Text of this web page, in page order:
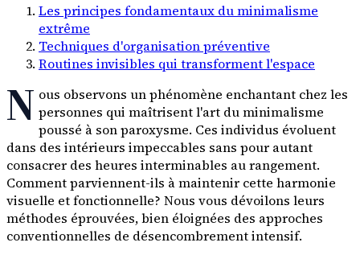
Les principes fondamentaux du minimalisme
extrême
Techniques d'organisation préventive
Routines invisibles qui transforment l'espace
N ous observons un phénomène enchantant chez les
personnes qui maîtrisent l'art du minimalisme
poussé à son paroxysme. Ces individus évoluent
dans des intérieurs impeccables sans pour autant
consacrer des heures interminables au rangement.
Comment parviennent-ils à maintenir cette harmonie
visuelle et fonctionnelle? Nous vous dévoilons leurs
méthodes éprouvées, bien éloignées des approches
conventionnelles de désencombrement intensif.